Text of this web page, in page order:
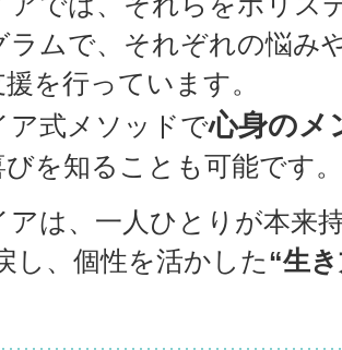
ラムで、それぞれの悩み
を行っています。
ア式メソッドで心身のメ
びを知ることも可能です。
アは、一人ひとりが本来
し、個性を活かした“生